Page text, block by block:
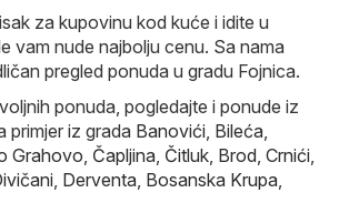
za kupovinu kod kuće i idite u
vam nude najbolju cenu. Sa nama
pregled ponuda u gradu Fojnica.
ponuda, pogledajte i ponude iz
primjer iz grada Banovići, Bileća,
Grahovo, Čapljina, Čitluk, Brod, Crnići,
, Derventa, Bosanska Krupa,